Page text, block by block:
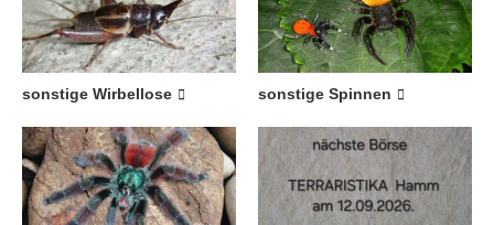
sonstige Wirbellose sonstige Spinnen